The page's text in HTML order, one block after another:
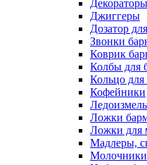
Стаканы
Стопка
Френч-
Чашки
садов
Бокалы
Гейзеры
Горелки
Джиггеры
Дозатор